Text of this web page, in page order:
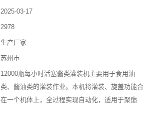
2025-03-17
2978
生产厂家
苏州市
12000瓶每小时活塞酱类灌装机主要用于食用油
类、酱油类的灌装作业。本机将灌装、旋盖功能合
在一个机体上，全过程实现自动化，适用于聚酯